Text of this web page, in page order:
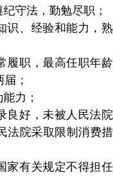
守法，勤勉尽职；
识、经验和能力，熟
履职，最高任职年龄
；
力；
良好，未被人民法院
法院采取限制消费措
家有关规定不得担任